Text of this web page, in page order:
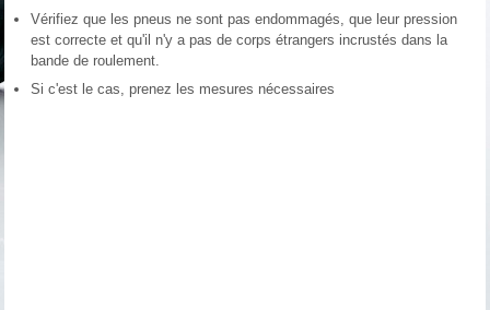
Vérifiez que les pneus ne sont pas endommagés, que leur pression
est correcte et qu'il n'y a pas de corps étrangers incrustés dans la
bande de roulement.
Si c'est le cas, prenez les mesures nécessaires